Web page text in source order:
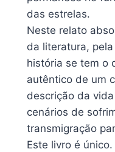
das estrelas.
Neste relato
da literatura,
história se tem o
autêntico de um
descrição da
cenários de
transmigração
Este livro é